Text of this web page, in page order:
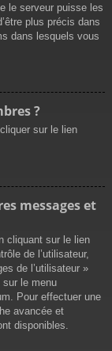
le serveur puisse les
plus précis dans
dans lesquels vous
?
sur le lien
messages et
cliquant sur le lien
de l’utilisateur,
de l’utilisateur »
sur le menu
Pour effectuer une
avancée et
disponibles.